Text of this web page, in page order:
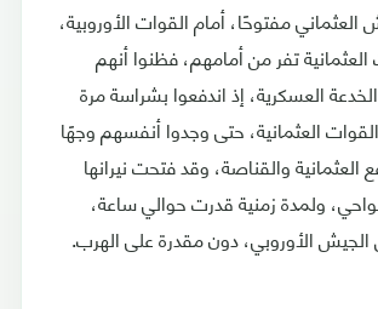
مفتوحًا، أمام القوات الأوروبية،
تفر من أمامهم، فظنوا أنهم
العسكرية، إذ اندفعوا بشراسة مرة
العثمانية، حتى وجدوا أنفسهم وجهًا
العثمانية والقناصة، وقد فتحت نيرانها
ولمدة زمنية قدرت حوالي ساعة،
الأوروبي، دون مقدرة على الهرب.